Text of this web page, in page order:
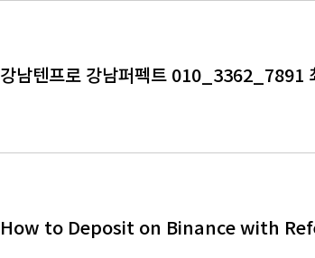
강남텐프로 강남퍼펙트 010_3362_7891
How to Deposit on Binance with